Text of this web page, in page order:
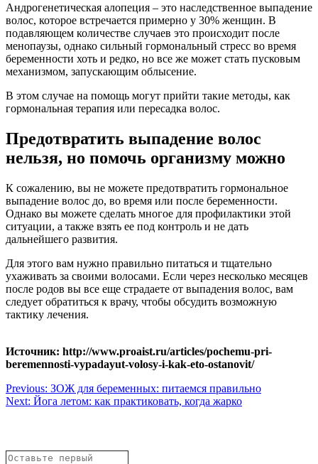
Андрогенетическая алопеция – это наследственное выпадение
волос, которое встречается примерно у 30% женщин. В
подавляющем количестве случаев это происходит после
менопаузы, однако сильный гормональный стресс во время
беременности хоть и редко, но все же может стать пусковым
механизмом, запускающим облысение.
В этом случае на помощь могут прийти такие методы, как
гормональная терапия или пересадка волос.
Предотвратить выпадение волос
нельзя, но помочь организму можно
К сожалению, вы не можете предотвратить гормональное
выпадение волос до, во время или после беременности.
Однако вы можете сделать многое для профилактики этой
ситуации, а также взять ее под контроль и не дать
дальнейшего развития.
Для этого вам нужно правильно питаться и тщательно
ухаживать за своими волосами. Если через несколько месяцев
после родов вы все еще страдаете от выпадения волос, вам
следует обратиться к врачу, чтобы обсудить возможную
тактику лечения.
Источник: http://www.proaist.ru/articles/pochemu-pri-
beremennosti-vypadayut-volosy-i-kak-eto-ostanovit/
Навигация
по
Previous: ЗОЖ для беременных: питаемся правильно
Next: Йога летом: как практиковать, когда жарко